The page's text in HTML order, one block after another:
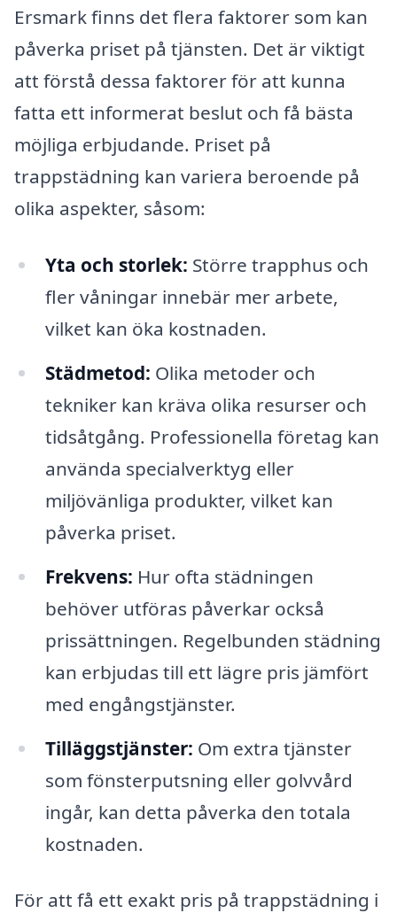
Ersmark finns det flera faktorer som kan
påverka priset på tjänsten. Det är viktigt
att förstå dessa faktorer för att kunna
fatta ett informerat beslut och få bästa
möjliga erbjudande. Priset på
trappstädning kan variera beroende på
olika aspekter, såsom:
Yta och storlek: Större trapphus och
fler våningar innebär mer arbete,
vilket kan öka kostnaden.
Städmetod: Olika metoder och
tekniker kan kräva olika resurser och
tidsåtgång. Professionella företag kan
använda specialverktyg eller
miljövänliga produkter, vilket kan
påverka priset.
Frekvens: Hur ofta städningen
behöver utföras påverkar också
prissättningen. Regelbunden städning
kan erbjudas till ett lägre pris jämfört
med engångstjänster.
Tilläggstjänster: Om extra tjänster
som fönsterputsning eller golvvård
ingår, kan detta påverka den totala
kostnaden.
För att få ett exakt pris på trappstädning i